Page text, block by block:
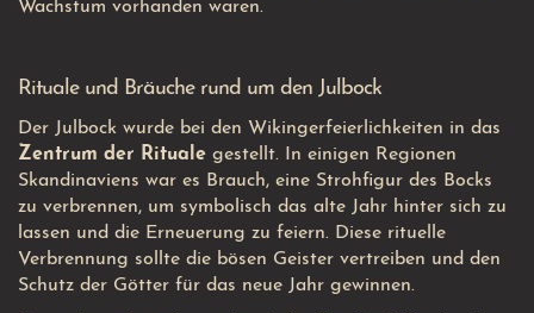
Wachstum vorhanden waren.
Rituale und Bräuche rund um den Julbock
Der Julbock wurde bei den Wikingerfeierlichkeiten in das
Zentrum der Rituale gestellt. In einigen Regionen
Skandinaviens war es Brauch, eine Strohfigur des Bocks
zu verbrennen, um symbolisch das alte Jahr hinter sich zu
lassen und die Erneuerung zu feiern. Diese rituelle
Verbrennung sollte die bösen Geister vertreiben und den
Schutz der Götter für das neue Jahr gewinnen.